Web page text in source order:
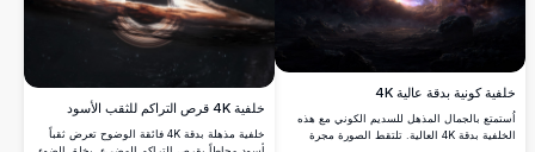
خلفية كونية بدقة عالية 4K
اُستمتع بالجمال المذهل للسديم الكوني مع هذه
الخلفية بدقة 4K العالية. تلتقط الصورة مجرة
خلفية 4K قرص التراكم للثقب الأسود
خلفية مذهلة بدقة 4K فائقة الوضوح تعرض ثقباً